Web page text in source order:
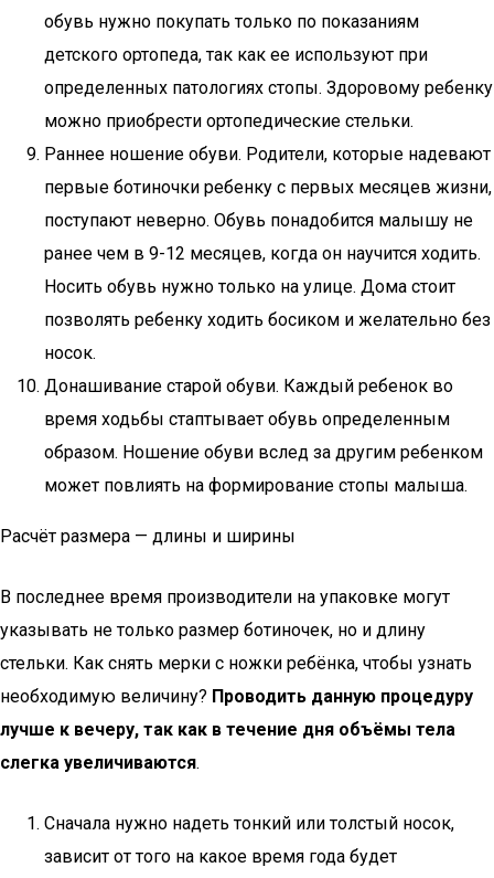
обувь нужно покупать только по показаниям
детского ортопеда, так как ее используют при
определенных патологиях стопы. Здоровому ребенку
можно приобрести ортопедические стельки.
Раннее ношение обуви. Родители, которые надевают
первые ботиночки ребенку с первых месяцев жизни,
поступают неверно. Обувь понадобится малышу не
ранее чем в 9-12 месяцев, когда он научится ходить.
Носить обувь нужно только на улице. Дома стоит
позволять ребенку ходить босиком и желательно без
носок.
Донашивание старой обуви. Каждый ребенок во
время ходьбы стаптывает обувь определенным
образом. Ношение обуви вслед за другим ребенком
может повлиять на формирование стопы малыша.
Расчёт размера — длины и ширины
В последнее время производители на упаковке могут
указывать не только размер ботиночек, но и длину
стельки. Как снять мерки с ножки ребёнка, чтобы узнать
необходимую величину? Проводить данную процедуру
лучше к вечеру, так как в течение дня объёмы тела
слегка увеличиваются.
Сначала нужно надеть тонкий или толстый носок,
зависит от того на какое время года будет